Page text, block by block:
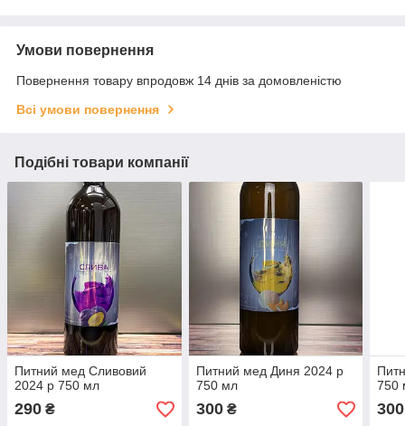
Умови повернення
Повернення товару впродовж 14 днів за домовленістю
Всі умови повернення
Подібні товари компанії
Питний мед Сливовий
2024 р 750 мл
290 ₴
Питний мед Диня 2024 р
750 мл
300₴
750
300